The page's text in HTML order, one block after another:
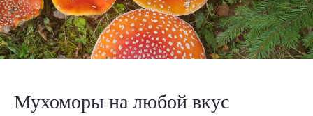
Мухоморы на любой вкус